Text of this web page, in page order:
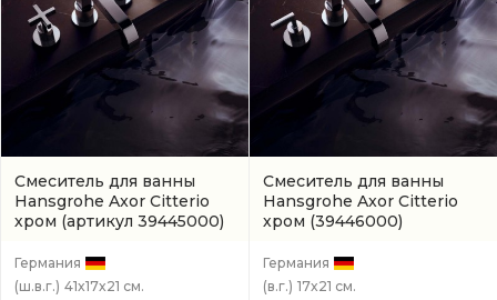
Смеситель для ванны
Hansgrohe Axor Citterio
хром (артикул 39445000)
Германия
(ш.в.г.) 41x17x21 см.
Смеситель для ванны
Hansgrohe Axor Citterio
хром (39446000)
Германия
(в.г.) 17x21 см.